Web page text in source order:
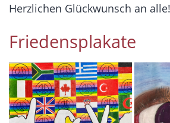
Herzlichen Glückwunsch an alle!
Friedensplakate